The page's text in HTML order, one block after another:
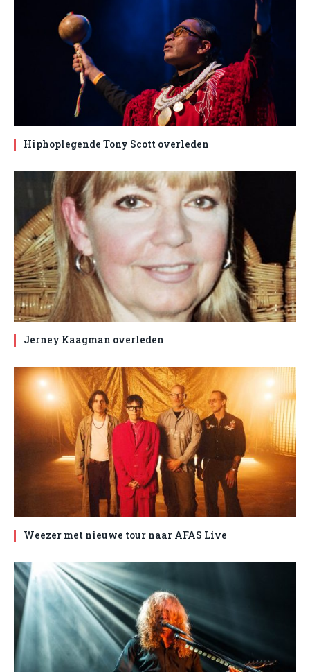
Hiphoplegende Tony Scott overleden
Jerney Kaagman overleden
Weezer met nieuwe tour naar AFAS Live